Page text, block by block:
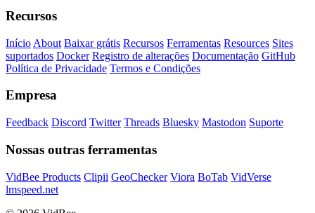
Recursos
Início About Baixar grátis Recursos Ferramentas Resources Sites
suportados Docker Registro de alterações Documentação GitHub
Política de Privacidade Termos e Condições
Empresa
Feedback Discord Twitter Threads Bluesky Mastodon Suporte
Nossas outras ferramentas
VidBee Products Clipii GeoChecker Viora BoTab VidVerse
lmspeed.net